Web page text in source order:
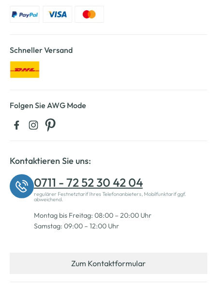
Schneller Versand
Folgen Sie AWG Mode
Kontaktieren Sie uns:
0711 - 72 52 30 42 04
regulärer Festnetztarif Ihres Telefonanbieters, Mobilfunktarif ggf.
abweichend.
Montag bis Freitag: 08:00 – 20:00 Uhr
Samstag: 09:00 – 12:00 Uhr
Zum Kontaktformular